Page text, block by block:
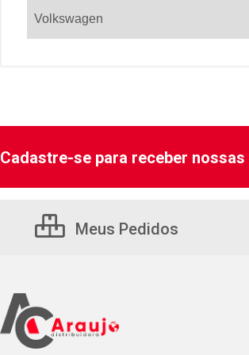
Volkswagen
Cadastre-se para receber
Meus Pedidos